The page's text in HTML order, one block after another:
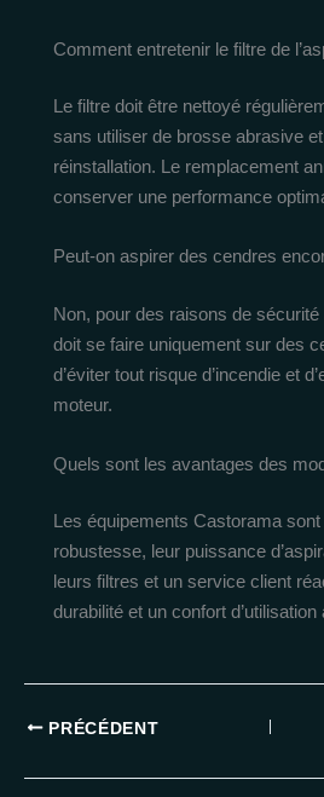
Comment entretenir le filtre de
Le filtre doit être nettoyé
sans utiliser de brosse abrasive
réinstallation. Le remplacement
conserver une performance
Peut-on aspirer des cendres
Non, pour des raisons de sécurité
doit se faire uniquement sur des
d’éviter tout risque d’incendie et
moteur.
Quels sont les avantages des
Les équipements Castorama
robustesse, leur puissance
leurs filtres et un service client
durabilité et un confort
PRÉCÉDENT